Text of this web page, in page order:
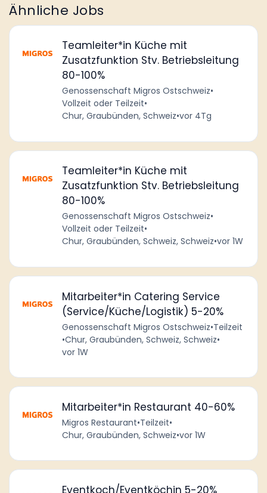
Ähnliche Jobs
Teamleiter*in Küche mit
Zusatzfunktion Stv. Betriebsleitung
80-100%
Genossenschaft Migros Ostschweiz•
Vollzeit oder Teilzeit•
Chur, Graubünden, Schweiz•vor 4Tg
Teamleiter*in Küche mit
Zusatzfunktion Stv. Betriebsleitung
80-100%
Genossenschaft Migros Ostschweiz•
Vollzeit oder Teilzeit•
Chur, Graubünden, Schweiz, Schweiz•vor 1W
Mitarbeiter*in Catering Service
(Service/Küche/Logistik) 5-20%
Genossenschaft Migros Ostschweiz•Teilzeit
•Chur, Graubünden, Schweiz, Schweiz•
vor 1W
Mitarbeiter*in Restaurant 40-60%
Migros Restaurant•Teilzeit•
Chur, Graubünden, Schweiz•vor 1W
Eventkoch/Eventköchin 5-20%